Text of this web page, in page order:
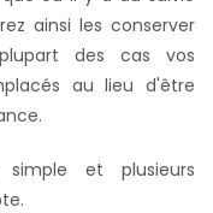
ainsi les conserver
des cas vos
au lieu d'être
et plusieurs